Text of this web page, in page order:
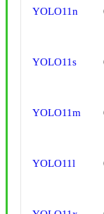
YOLO11n
YOLO11s
YOLO11m
YOLO11l